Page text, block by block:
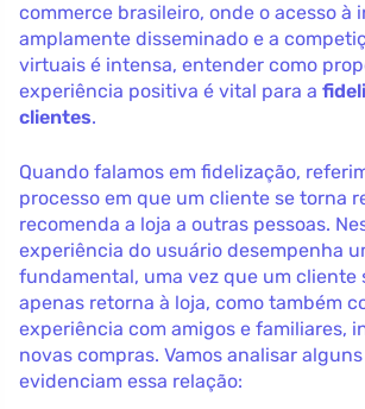
commerce brasileiro, onde o acesso à
amplamente disseminado e a
virtuais é intensa, entender como
experiência positiva é vital para a
clientes.
Quando falamos em fidelização,
processo em que um cliente se torna
recomenda a loja a outras pessoas.
experiência do usuário desempenha
fundamental, uma vez que um cliente
apenas retorna à loja, como também
experiência com amigos e familiares,
novas compras. Vamos analisar
evidenciam essa relação: